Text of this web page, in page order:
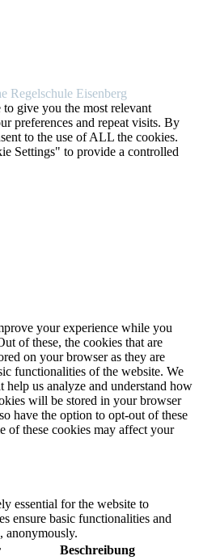
Regelschule Eisenberg
give you the most relevant
preferences and repeat visits. By
to the use of ALL the cookies.
Settings" to provide a controlled
your experience while you
of these, the cookies that are
on your browser as they are
functionalities of the website. We
help us analyze and understand how
will be stored in your browser
have the option to opt-out of these
of these cookies may affect your
essential for the website to
ensure basic functionalities and
anonymously.
Beschreibung